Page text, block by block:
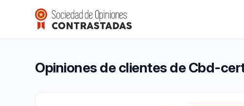
Cbd-certified
Calificación global: 9,7 de 10
9,7/10(480 opiniones)
Opiniones de clientes de Cbd-